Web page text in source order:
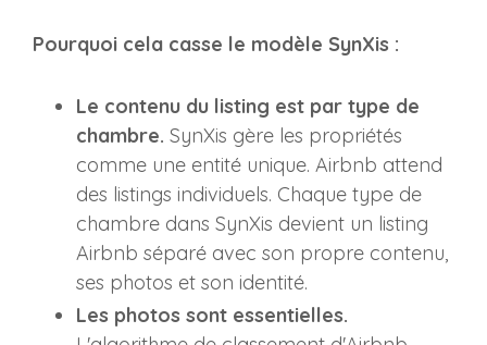
Pourquoi cela casse le modèle SynXis :
Le contenu du listing est par type de
chambre. SynXis gère les propriétés
comme une entité unique. Airbnb attend
des listings individuels. Chaque type de
chambre dans SynXis devient un listing
Airbnb séparé avec son propre contenu,
ses photos et son identité.
Les photos sont essentielles.